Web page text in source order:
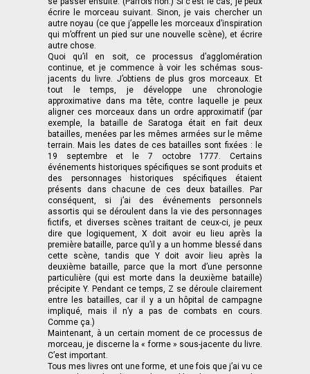
écrire le morceau suivant. Sinon, je vais chercher un
autre noyau (ce que j’appelle les morceaux d’inspiration
qui m’offrent un pied sur une nouvelle scène), et écrire
autre chose.
Quoi qu’il en soit, ce processus d’agglomération
continue, et je commence à voir les schémas sous-
jacents du livre. J’obtiens de plus gros morceaux. Et
tout le temps, je développe une chronologie
approximative dans ma tête, contre laquelle je peux
aligner ces morceaux dans un ordre approximatif (par
exemple, la bataille de Saratoga était en fait deux
batailles, menées par les mêmes armées sur le même
terrain. Mais les dates de ces batailles sont fixées : le
19 septembre et le 7 octobre 1777. Certains
événements historiques spécifiques se sont produits et
des personnages historiques spécifiques étaient
présents dans chacune de ces deux batailles. Par
conséquent, si j’ai des événements personnels
assortis qui se déroulent dans la vie des personnages
fictifs, et diverses scènes traitant de ceux-ci, je peux
dire que logiquement, X doit avoir eu lieu après la
première bataille, parce qu’il y a un homme blessé dans
cette scène, tandis que Y doit avoir lieu après la
deuxième bataille, parce que la mort d’une personne
particulière (qui est morte dans la deuxième bataille)
précipite Y. Pendant ce temps, Z se déroule clairement
entre les batailles, car il y a un hôpital de campagne
impliqué, mais il n’y a pas de combats en cours.
Comme ça.)
Maintenant, à un certain moment de ce processus de
morceau, je discerne la « forme » sous-jacente du livre.
C’est important.
Tous mes livres ont une forme, et une fois que j’ai vu ce